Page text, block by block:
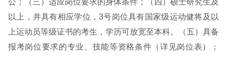
公；（三）适应岗位要求的身体条件；（四）硕士研究生及
以上，并具有相应学位，3号岗位具有国家级运动健将及以
上运动员等级证书的考生，学历可放宽至本科。（五）具备
报考岗位要求的专业、技能等资格条件（详见岗位表）；